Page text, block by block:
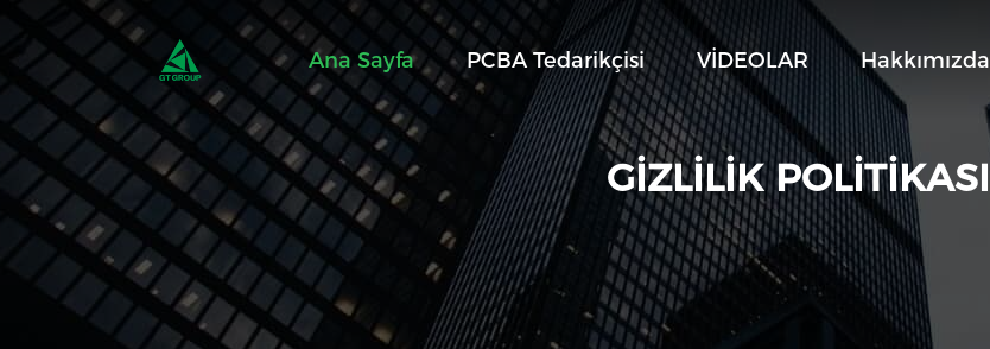
Ana Sayfa PCBA Tedarikçisi VİDEOLAR Hakkımızda
GIZLILIK POLITIKASI